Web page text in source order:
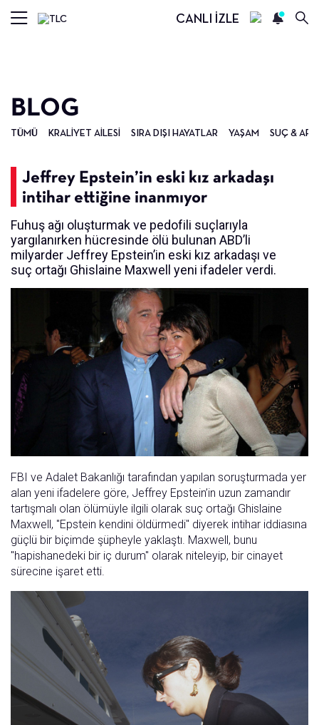
CANLI İZLE
BLOG
TÜMÜ KRALIYET AILESI SIRA DIŞI HAYATLAR YAŞAM SUÇ &
Jeffrey Epstein’in eski kız arkadaşı
intihar ettiğine inanmıyor
Fuhuş ağı oluşturmak ve pedofili suçlarıyla
yargılanırken hücresinde ölü bulunan ABD’li
milyarder Jeffrey Epstein’in eski kız arkadaşı ve
suç ortağı Ghislaine Maxwell yeni ifadeler verdi.
FBI ve Adalet Bakanlığı tarafından yapılan soruşturmada yer
alan yeni ifadelere göre, Jeffrey Epstein’in uzun zamandır
tartışmalı olan ölümüyle ilgili olarak suç ortağı Ghislaine
Maxwell, "Epstein kendini öldürmedi" diyerek intihar iddiasına
güçlü bir biçimde şüpheyle yaklaştı. Maxwell, bunu
"hapishanedeki bir iç durum" olarak niteleyip, bir cinayet
sürecine işaret etti.